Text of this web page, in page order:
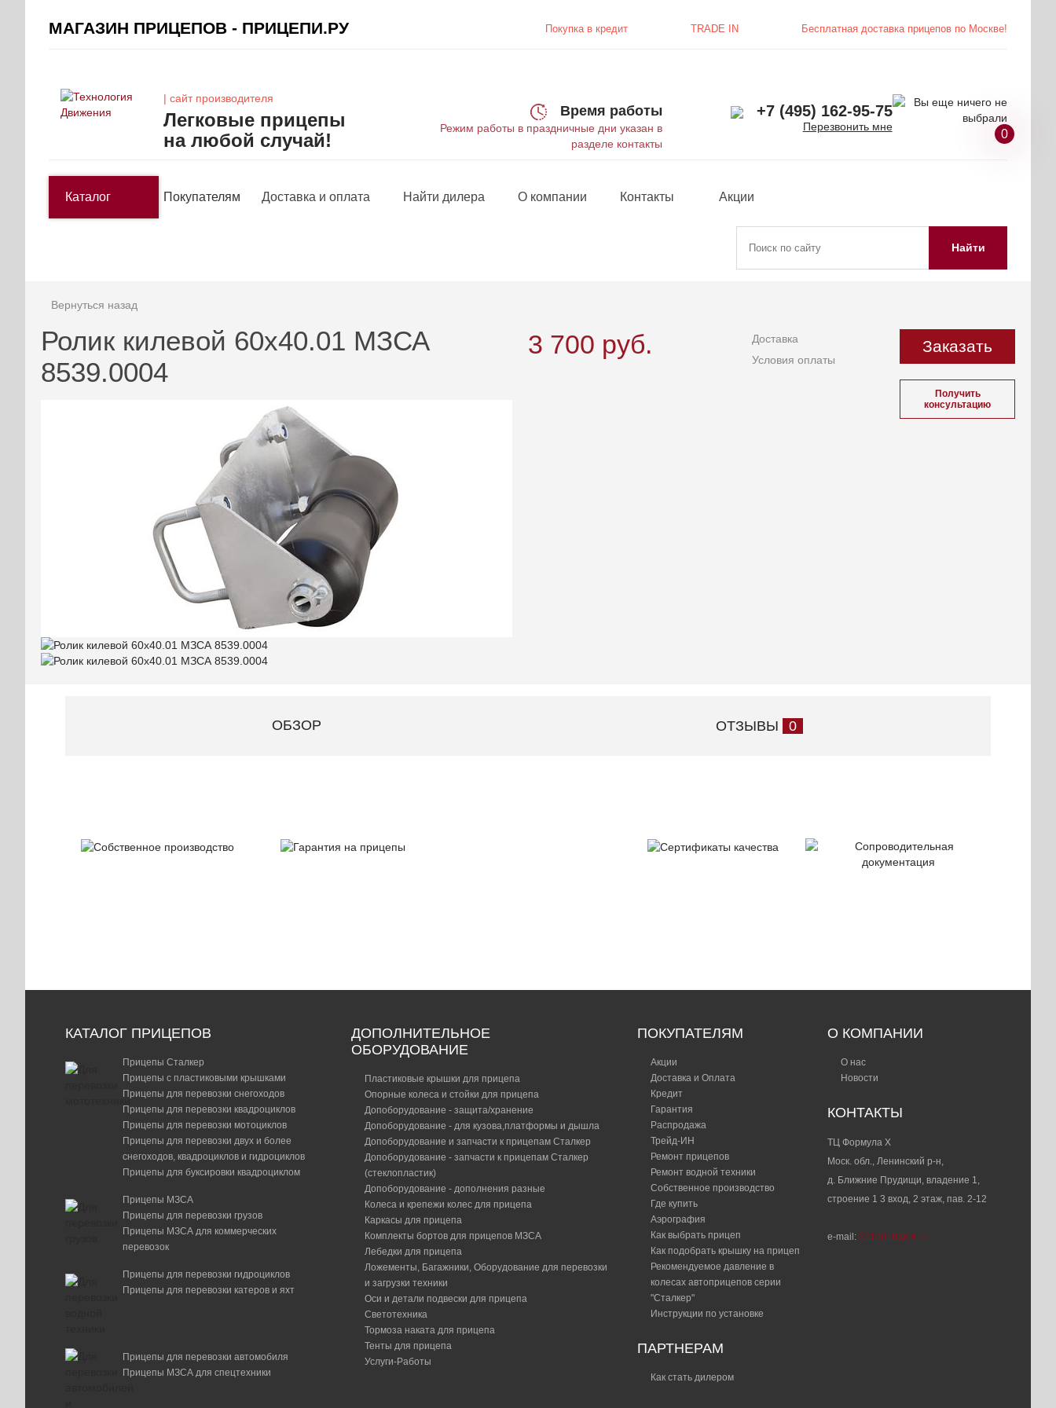
МАГАЗИН ПРИЦЕПОВ - ПРИЦЕПИ.РУ Бесплатная доставкаприцепов по Москве!
TRADE IN
Покупка в кредит
| сайт производителя
Легковые прицепы
на любой случай!
Время работы
Режим работы в праздничные дни указан в
разделе контакты
+7 (495) 162-95-75
Перезвонить мне
0
Каталог Покупателям Доставка и оплата Найти дилера О компании Контакты Акции
Найти
Вернуться назад
Ролик килевой 60х40.01 МЗСА
8539.0004
3 700 руб.
Доставка
Условия оплаты
Заказать
Получить
консультацию
ОБЗОР ОТЗЫВЫ 0
КАТАЛОГ ПРИЦЕПОВ
Прицепы Сталкер
Прицепы с пластиковыми крышками
Прицепы для перевозки снегоходов
Прицепы для перевозки квадроциклов
Прицепы для перевозки мотоциклов
Прицепы для перевозки двух и более
снегоходов, квадроциклов и гидроциклов
Прицепы для буксировки квадроциклом
Прицепы МЗСА
Прицепы для перевозки грузов
Прицепы МЗСА для коммерческих
перевозок
Прицепы для перевозки гидроциклов
Прицепы для перевозки катеров и яхт
Прицепы для перевозки автомобиля
Прицепы МЗСА для спецтехники
ДОПОЛНИТЕЛЬНОЕ
ОБОРУДОВАНИЕ
Пластиковые крышки для прицепа
Опорные колеса и стойки для прицепа
Допоборудование - защита/хранение
Допоборудование - для кузова,платформы и дышла
Допоборудование и запчасти к прицепам Сталкер
Допоборудование - запчасти к прицепам Сталкер
(стеклопластик)
Допоборудование - дополнения разные
Колеса и крепежи колес для прицепа
Каркасы для прицепа
Комплекты бортов для прицепов МЗСА
Лебедки для прицепа
Ложементы, Багажники, Оборудование для перевозки
и загрузки техники
Оси и детали подвески для прицепа
Светотехника
Тормоза наката для прицепа
Тенты для прицепа
Услуги-Работы
ПОКУПАТЕЛЯМ
Акции
Доставка и Оплата
Кредит
Гарантия
Распродажа
Трейд-ИН
Ремонт прицепов
Ремонт водной техники
Собственное производство
Где купить
Аэрография
Как выбрать прицеп
Как подобрать крышку на прицеп
Рекомендуемое давление в
колесах автоприцепов серии
"Сталкер"​
Инструкции по установке
ПАРТНЕРАМ
Как стать дилером
О КОМПАНИИ
О нас
Новости
КОНТАКТЫ
ТЦ Формула Х
Моск. обл., Ленинский р-н,
д. Ближние Прудищи, владение 1,
строение 1 3 вход, 2 этаж, пав. 2-12
e-mail: 2210018@bk.ru